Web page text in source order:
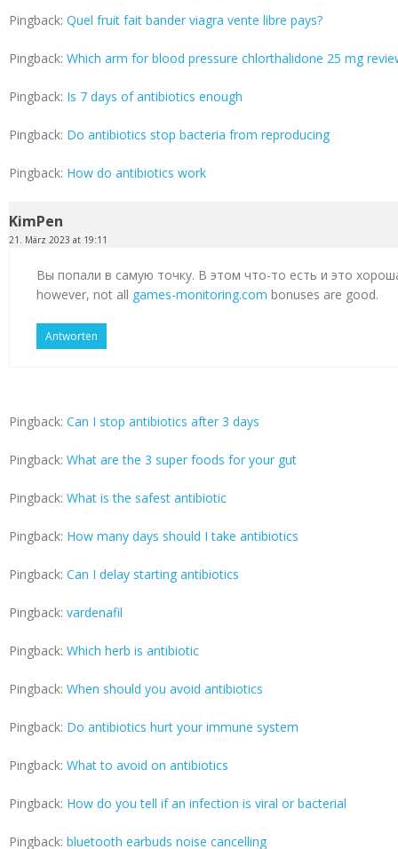
Pingback: Quel fruit fait bander viagra vente libre pays?
Pingback: Which arm for blood pressure chlorthalidone 25 mg
Pingback: Is 7 days of antibiotics enough
Pingback: Do antibiotics stop bacteria from reproducing
Pingback: How do antibiotics work
KimPen
21. März 2023 at 19:11
Вы попали в самую точку. В этом что-то есть и это
however, not all games-monitoring.com bonuses are good.
Antworten
Pingback: Can I stop antibiotics after 3 days
Pingback: What are the 3 super foods for your gut
Pingback: What is the safest antibiotic
Pingback: How many days should I take antibiotics
Pingback: Can I delay starting antibiotics
Pingback: vardenafil
Pingback: Which herb is antibiotic
Pingback: When should you avoid antibiotics
Pingback: Do antibiotics hurt your immune system
Pingback: What to avoid on antibiotics
Pingback: How do you tell if an infection is viral or bacterial
Pingback: bluetooth earbuds noise cancelling